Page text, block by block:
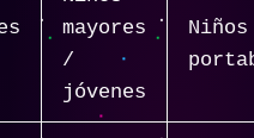
mayores
/
jóvenes